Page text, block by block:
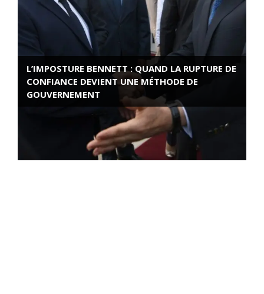
L’IMPOSTURE BENNETT : QUAND LA RUPTURE DE
CONFIANCE DEVIENT UNE MÉTHODE DE
GOUVERNEMENT
ROSE VALLAND, HEROÏNE DE LA RESISTANCE